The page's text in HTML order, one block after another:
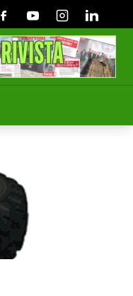
FacebookYoutubeInstagramLinkedin